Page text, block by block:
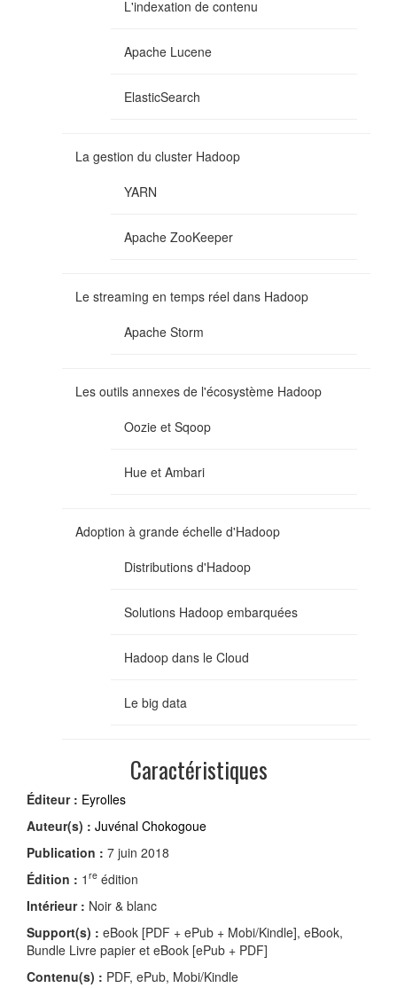
L'indexation de contenu
Apache Lucene
ElasticSearch
La gestion du cluster Hadoop
YARN
Apache ZooKeeper
Le streaming en temps réel dans Hadoop
Apache Storm
Les outils annexes de l'écosystème Hadoop
Oozie et Sqoop
Hue et Ambari
Adoption à grande échelle d'Hadoop
Distributions d'Hadoop
Solutions Hadoop embarquées
Hadoop dans le Cloud
Le big data
Caractéristiques
Éditeur : Eyrolles
Auteur(s) : Juvénal Chokogoue
Publication : 7 juin 2018
Édition : 1 re édition
Intérieur : Noir & blanc
Support(s) : eBook [PDF + ePub + Mobi/Kindle], eBook,
Bundle Livre papier et eBook [ePub + PDF]
Contenu(s) : PDF, ePub, Mobi/Kindle